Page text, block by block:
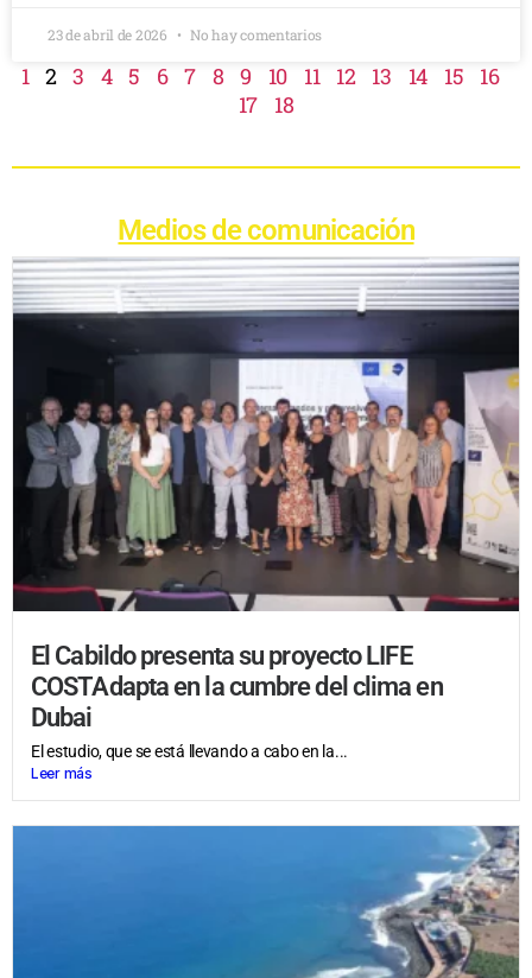
23 de abril de 2026 No hay comentarios
1 2 3 4 5 6 7 8 9 10 11 12 13 14 15
16
17
18
Medios de comunicación
El Cabildo presenta su proyecto LIFE
COSTAdapta en la cumbre del clima en
Dubai
El estudio, que se está llevando a cabo en la...
Leer más